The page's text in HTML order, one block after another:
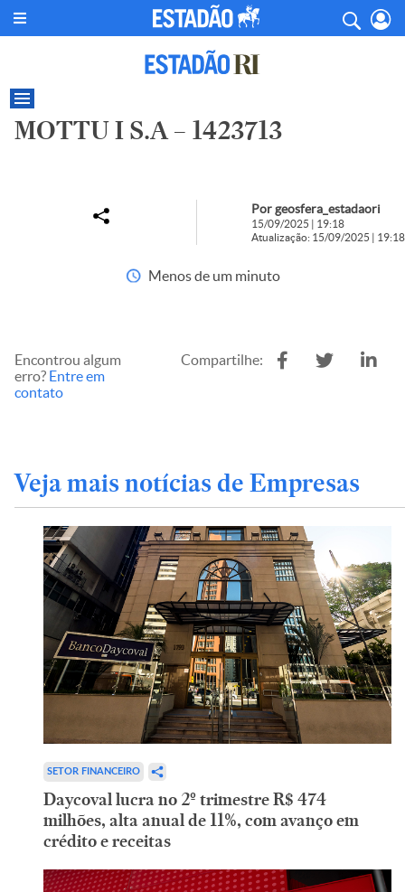
MOTTU I S.A – 1423713
Por geosfera_estadaori
15/09/2025 | 19:18
Atualização: 15/09/2025 | 19:18
Menos de um minuto
Encontrou algum
erro? Entre em
contato
Compartilhe:
Veja mais notícias de Empresas
SETOR FINANCEIRO
Daycoval lucra no 2º trimestre R$ 474
milhões, alta anual de 11%, com avanço em
crédito e receitas